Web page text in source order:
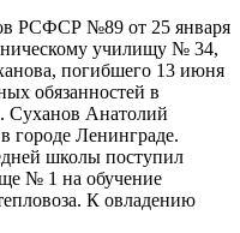
РСФСР №89 от 25 января
училищу № 34,
погибшего 13 июня
обязанностей в
Суханов Анатолий
городе Ленинграде.
школы поступил
№ 1 на обучение
К овладению